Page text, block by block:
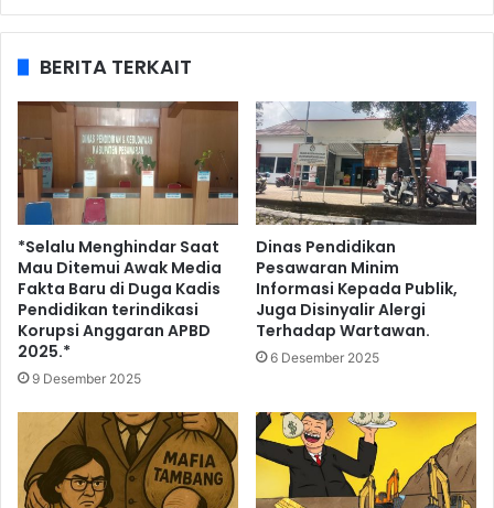
BERITA TERKAIT
*Selalu Menghindar Saat
Mau Ditemui Awak Media
Fakta Baru di Duga Kadis
Pendidikan terindikasi
Korupsi Anggaran APBD
2025.*
9 Desember 2025
Dinas Pendidikan
Pesawaran Minim
Informasi Kepada Publik,
Juga Disinyalir Alergi
Terhadap Wartawan.
6 Desember 2025